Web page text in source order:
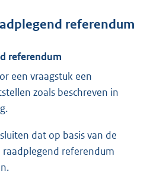
referendum
referendum
een vraagstuk een
zoals beschreven in
dat op basis van de
referendum